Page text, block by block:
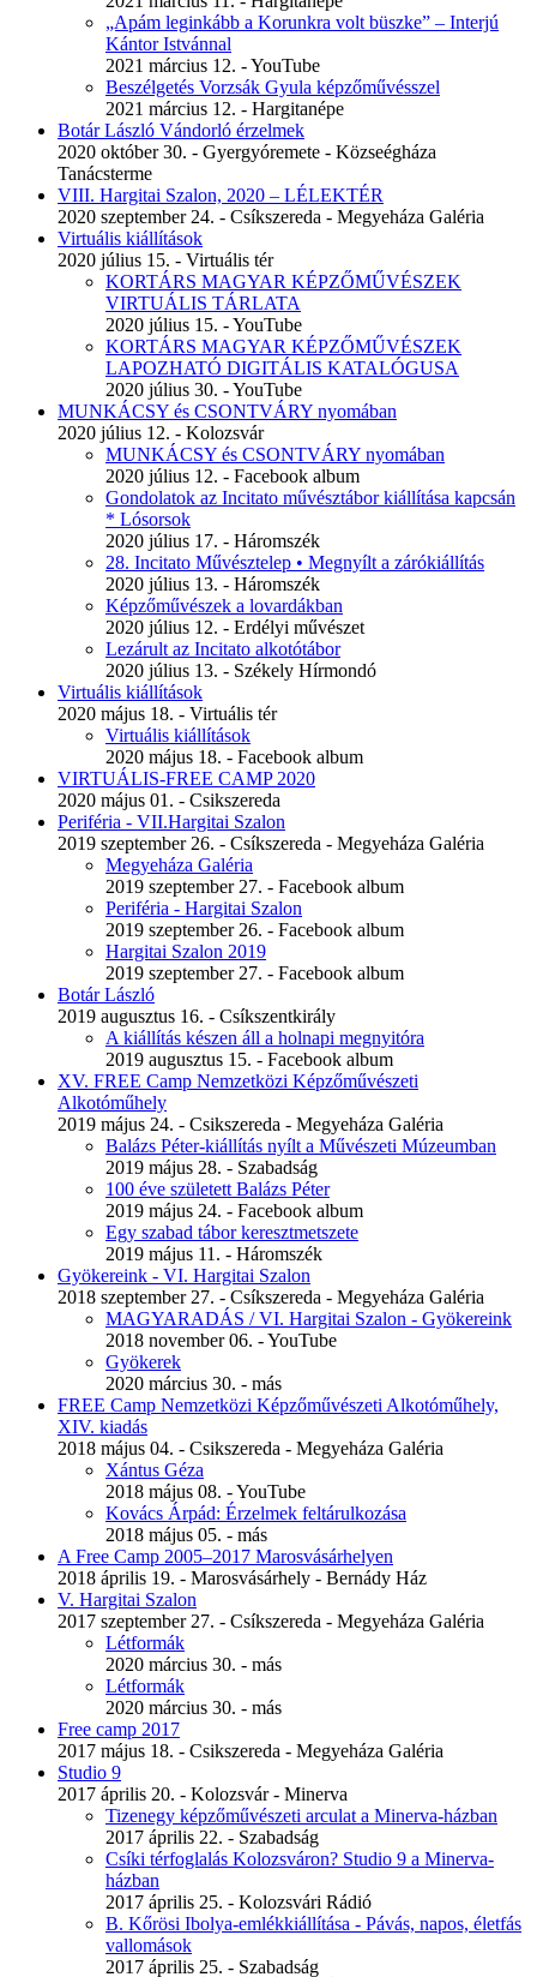
„Apám leginkább a Korunkra volt büszke” – Interjú
Kántor Istvánnal
2021 március 12. - YouTube
Beszélgetés Vorzsák Gyula képzőművésszel
2021 március 12. - Hargitanépe
Botár László Vándorló érzelmek
2020 október 30. - Gyergyóremete - Közseégháza
Tanácsterme
VIII. Hargitai Szalon, 2020 – LÉLEKTÉR
2020 szeptember 24. - Csíkszereda - Megyeháza Galéria
Virtuális kiállítások
2020 július 15. - Virtuális tér
KORTÁRS MAGYAR KÉPZŐMŰVÉSZEK
VIRTUÁLIS TÁRLATA
2020 július 15. - YouTube
KORTÁRS MAGYAR KÉPZŐMŰVÉSZEK
LAPOZHATÓ DIGITÁLIS KATALÓGUSA
2020 július 30. - YouTube
MUNKÁCSY és CSONTVÁRY nyomában
2020 július 12. - Kolozsvár
MUNKÁCSY és CSONTVÁRY nyomában
2020 július 12. - Facebook album
Gondolatok az Incitato művésztábor kiállítása kapcsán
* Lósorsok
2020 július 17. - Háromszék
28. Incitato Művésztelep • Megnyílt a zárókiállítás
2020 július 13. - Háromszék
Képzőművészek a lovardákban
2020 július 12. - Erdélyi művészet
Lezárult az Incitato alkotótábor
2020 július 13. - Székely Hírmondó
Virtuális kiállítások
2020 május 18. - Virtuális tér
Virtuális kiállítások
2020 május 18. - Facebook album
VIRTUÁLIS-FREE CAMP 2020
2020 május 01. - Csikszereda
Periféria - VII.Hargitai Szalon
2019 szeptember 26. - Csíkszereda - Megyeháza Galéria
Megyeháza Galéria
2019 szeptember 27. - Facebook album
Periféria - Hargitai Szalon
2019 szeptember 26. - Facebook album
Hargitai Szalon 2019
2019 szeptember 27. - Facebook album
Botár László
2019 augusztus 16. - Csíkszentkirály
A kiállítás készen áll a holnapi megnyitóra
2019 augusztus 15. - Facebook album
XV. FREE Camp Nemzetközi Képzőművészeti
Alkotóműhely
2019 május 24. - Csikszereda - Megyeháza Galéria
Balázs Péter-kiállítás nyílt a Művészeti Múzeumban
2019 május 28. - Szabadság
100 éve született Balázs Péter
2019 május 24. - Facebook album
Egy szabad tábor keresztmetszete
2019 május 11. - Háromszék
Gyökereink - VI. Hargitai Szalon
2018 szeptember 27. - Csíkszereda - Megyeháza Galéria
MAGYARADÁS / VI. Hargitai Szalon - Gyökereink
2018 november 06. - YouTube
Gyökerek
2020 március 30. - más
FREE Camp Nemzetközi Képzőművészeti Alkotóműhely,
XIV. kiadás
2018 május 04. - Csikszereda - Megyeháza Galéria
Xántus Géza
2018 május 08. - YouTube
Kovács Árpád: Érzelmek feltárulkozása
2018 május 05. - más
A Free Camp 2005–2017 Marosvásárhelyen
2018 április 19. - Marosvásárhely - Bernády Ház
V. Hargitai Szalon
2017 szeptember 27. - Csíkszereda - Megyeháza Galéria
Létformák
2020 március 30. - más
Létformák
2020 március 30. - más
Free camp 2017
2017 május 18. - Csikszereda - Megyeháza Galéria
Studio 9
2017 április 20. - Kolozsvár - Minerva
Tizenegy képzőművészeti arculat a Minerva-házban
2017 április 22. - Szabadság
Csíki térfoglalás Kolozsváron? Studio 9 a Minerva-
házban
2017 április 25. - Kolozsvári Rádió
B. Kőrösi Ibolya-emlékkiállítása - Pávás, napos, életfás
vallomások
2017 április 25. - Szabadság